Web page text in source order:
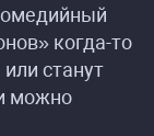
когда-то
станут
можно